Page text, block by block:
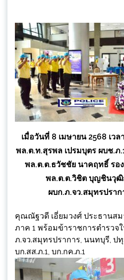
เมื่อวันที่ 8 เมษายน 2568 เวล
พล.ต.ท.สุรพล เปรมบุตร ผบช.ภ
พล.ต.ต.ธวัชชัย นาคฤทธิ์ รอ
พล.ต.ต.วิชิต บุญชินวุ
ผบก.ภ.จว.สมุทรปราก
คุณณัฐวดี เอี่ยมวงศ์ ประธานส
ภาค 1 พร้อมข้าราชการตำรวจ
ภ.จว.สมุทรปราการ, นนทบุรี, ปทุ
บก.สส.ภ.1, บก.กค.ภ.1